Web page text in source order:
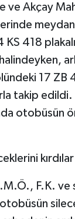
ve Akçay
418
17 ZB
takip
otobüsün
kırdılar
F.K. ve